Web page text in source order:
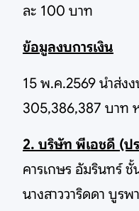
ละ 100 บาท
ข้อมูลงบการเงิน
15 พ.ค.2569 นำส่ง
305,386,387 บาท
2. บริษัท พีเอชดี (ป
คารเกษร อัมรินทร์
นางสาววาริดดา บูร